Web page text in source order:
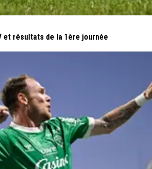
et résultats de la 1ère journée